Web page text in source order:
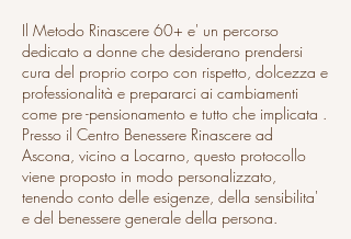
Il Metodo Rinascere 60+ e' un percorso
dedicato a donne che desiderano prendersi
cura del proprio corpo con rispetto, dolcezza e
professionalità e prepararci ai cambiamenti
come pre -pensionamento e tutto che implicata .
Presso il Centro Benessere Rinascere ad
Ascona, vicino a Locarno, questo protocollo
viene proposto in modo personalizzato,
tenendo conto delle esigenze, della sensibilita'
e del benessere generale della persona.